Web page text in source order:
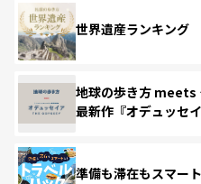
世界遺産ランキング
地球の歩き方 meets
最新作『オデュッセイ
準備も滞在もスマー